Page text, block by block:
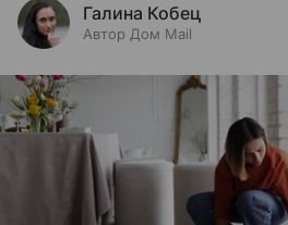
Галина Кобец
Автор Дом Mail